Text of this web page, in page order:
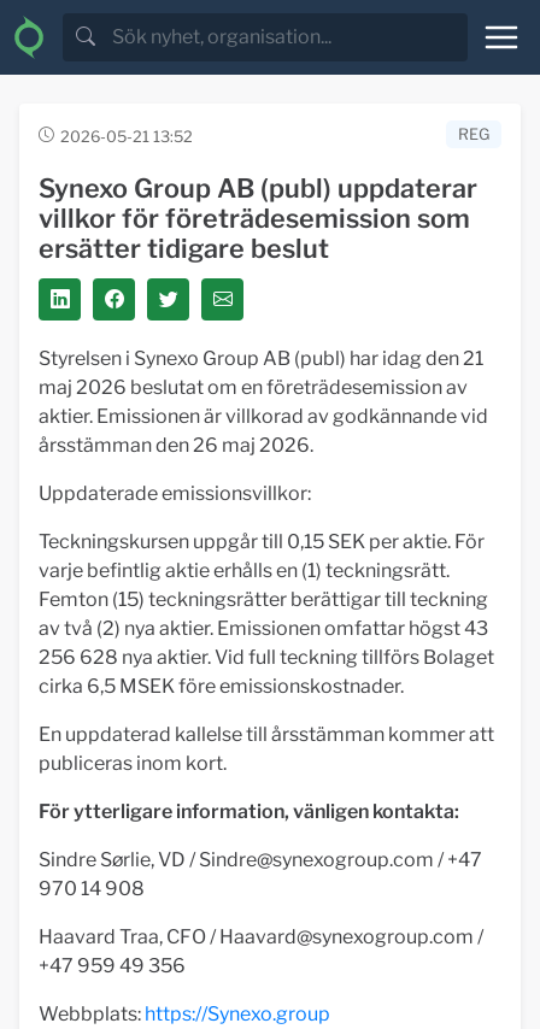
2026-05-21 13:52 REG
Synexo Group AB (publ) uppdaterar
villkor för företrädesemission som
ersätter tidigare beslut
Styrelsen i Synexo Group AB (publ) har idag den 21
maj 2026 beslutat om en företrädesemission av
aktier. Emissionen är villkorad av godkännande vid
årsstämman den 26 maj 2026.
Uppdaterade emissionsvillkor:
Teckningskursen uppgår till 0,15 SEK per aktie. För
varje befintlig aktie erhålls en (1) teckningsrätt.
Femton (15) teckningsrätter berättigar till teckning
av två (2) nya aktier. Emissionen omfattar högst 43
256 628 nya aktier. Vid full teckning tillförs Bolaget
cirka 6,5 MSEK före emissionskostnader.
En uppdaterad kallelse till årsstämman kommer att
publiceras inom kort.
För ytterligare information, vänligen kontakta:
Sindre Sørlie, VD /Sindre@synexogroup.com / +47
970 14 908
Haavard Traa, CFO /Haavard@synexogroup.com /
+47 959 49 356
Webbplats: https://Synexo.group